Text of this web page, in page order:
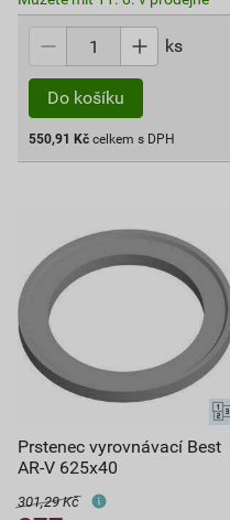
ks
Do košíku
550,91 Kč celkem s DPH
Prstenec vyrovnávací Best
AR-V 625x40
301,29 Kč